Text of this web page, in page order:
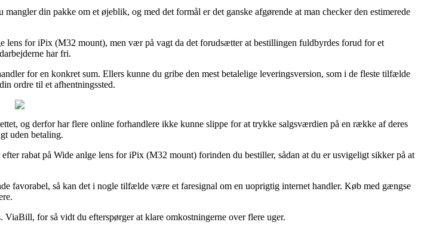
din pakke om et øjeblik, og med det formål er det ganske afgørende at man checker den estimerede
lens for iPix (M32 mount), men vær på vagt da det forudsætter at bestillingen fuldbyrdes forud for et
har fri.
for en konkret sum. Ellers kunne du gribe den mest betalelige leveringsversion, som i de fleste tilfælde
ordre til et afhentningssted.
og derfor har flere online forhandlere ikke kunne slippe for at trykke salgsværdien på en række af deres
uden betaling.
rabat på Wide anlge lens for iPix (M32 mount) forinden du bestiller, sådan at du er usvigeligt sikker på at
favorabel, så kan det i nogle tilfælde være et faresignal om en uoprigtig internet handler. Køb med gængse
for så vidt du efterspørger at klare omkostningerne over flere uger.